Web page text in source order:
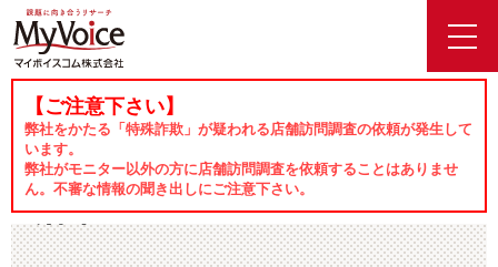
【ご注意下さい】
弊社をかたる「特殊詐欺」が疑われる店舗訪問調査の依頼が発生して
います。
弊社がモニター以外の方に店舗訪問調査を依頼することはありませ
ん。不審な情報の聞き出しにご注意下さい。
ホーム 会社案内 沿革
沿革